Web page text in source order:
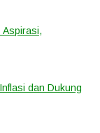
Aspirasi,
dan Dukung